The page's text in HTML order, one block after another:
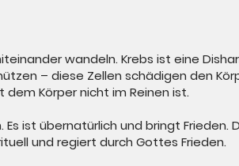
wandeln. Krebs ist eine
– diese Zellen schädigen den
Körper nicht im Reinen ist.
ist übernatürlich und bringt Frieden.
und regiert durch Gottes Frieden.